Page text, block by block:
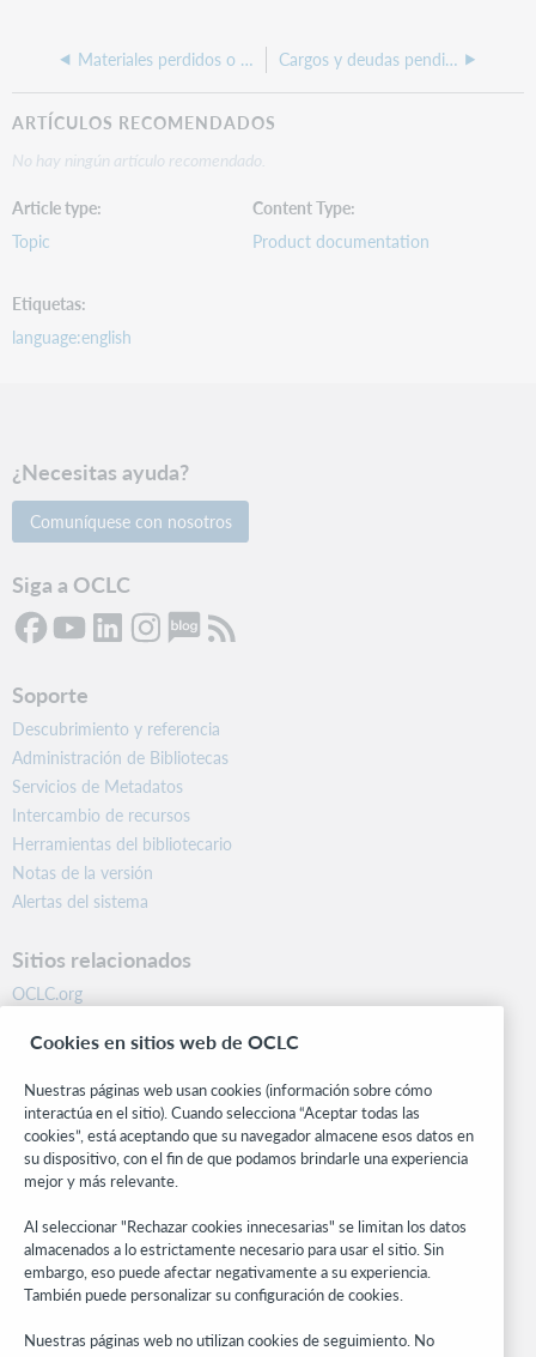
Materiales perdidos o faltantes Cargos y deudas pendientes
ARTÍCULOS RECOMENDADOS
No hay ningún artículo recomendado.
Article type
Topic
Content Type
Product documentation
Etiquetas
language:english
¿Necesitas ayuda?
Comuníquese con nosotros
Siga a OCLC
Soporte
Descubrimiento y referencia
Administración de Bibliotecas
Servicios de Metadatos
Intercambio de recursos
Herramientas del bibliotecario
Notas de la versión
Alertas del sistema
Sitios relacionados
OCLC.org
Centro comunitario
Investigación
WebJunction
Red de desarrolladores
Manténgase al día
Obtenga las últimas novedades de los productos, estudios de
investigación, eventos y mucho más – directo a su bandeja de
entrada.
Suscríbase ahora
Cookies en sitios web de OCLC
Nuestras páginas web usan cookies (información sobre cómo
interactúa en el sitio). Cuando selecciona “Aceptar todas las
cookies”, está aceptando que su navegador almacene esos datos en
su dispositivo, con el fin de que podamos brindarle una experiencia
mejor y más relevante.
Al seleccionar "Rechazar cookies innecesarias" se limitan los datos
almacenados a lo estrictamente necesario para usar el sitio. Sin
embargo, eso puede afectar negativamente a su experiencia.
También puede personalizar su configuración de cookies.
Nuestras páginas web no utilizan cookies de seguimiento. No